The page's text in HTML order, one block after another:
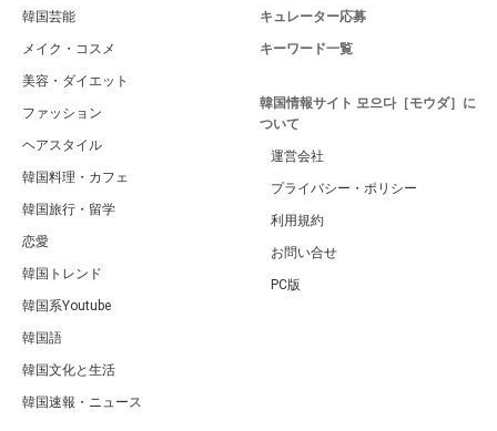
韓国芸能
メイク・コスメ
美容・ダイエット
ファッション
ヘアスタイル
韓国料理・カフェ
韓国旅行・留学
恋愛
韓国トレンド
韓国系Youtube
韓国語
韓国文化と生活
韓国速報・ニュース
キュレーター応募
キーワード一覧
韓国情報サイト 모으다［モウダ］に
ついて
運営会社
プライバシー・ポリシー
利用規約
お問い合せ
PC版